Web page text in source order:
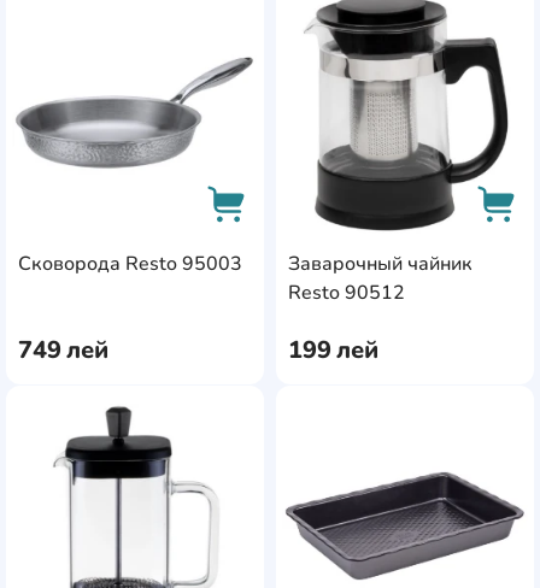
Сковорода Resto 95003
749лей
AddCardToFavourite
AddCardToCart
Заварочный чайник
Resto 90512
199лей